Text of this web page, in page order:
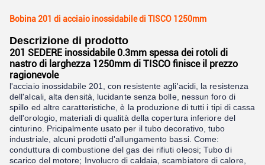
Bobina 201 di acciaio inossidabile di TISCO 1250mm
Descrizione di prodotto
201 SEDERE inossidabile 0.3mm spessa dei rotoli di
nastro di larghezza 1250mm di TISCO finisce il prezzo
ragionevole
l'acciaio inossidabile 201, con resistente agli'acidi, la resistenza
dell'alcali, alta densità, lucidante senza bolle, nessun foro di
spillo ed altre caratteristiche, è la produzione di tutti i tipi di cassa
dell'orologio, materiali di qualità della copertura inferiore del
cinturino. Pricipalmente usato per il tubo decorativo, tubo
industriale, alcuni prodotti d'allungamento bassi. Come:
conduttura di combustione del gas dei rifiuti oleosi;Tubo di
scarico del motore; Involucro di caldaia, scambiatore di calore,